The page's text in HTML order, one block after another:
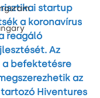
startup
a koronavírus
reagáló
Az
a befektetésre
az
Hiventures